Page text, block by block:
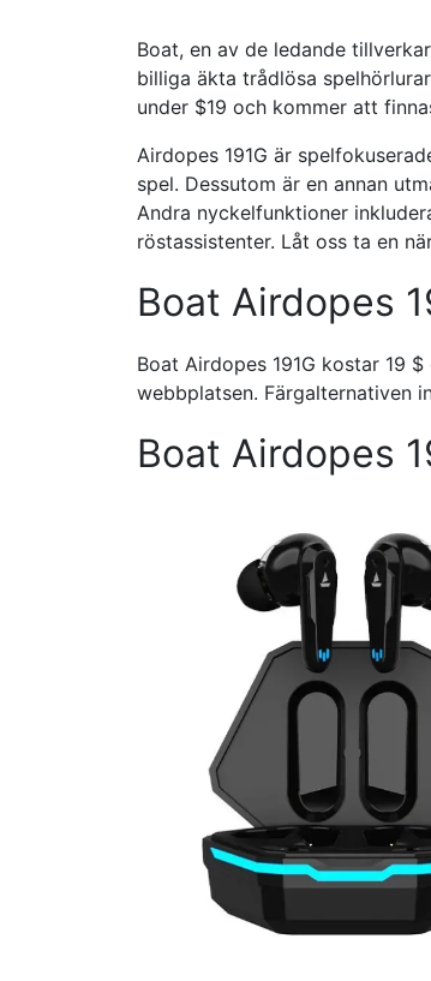
Boat, en av de ledande
billiga äkta trådlösa
under $19 och kommer att
Airdopes 191G är
spel. Dessutom är en annan
Andra nyckelfunktioner
röstassistenter. Låt oss ta en
Boat Airdopes
Boat Airdopes 191G kostar 19
webbplatsen. Färgalternativen
Boat Airdopes